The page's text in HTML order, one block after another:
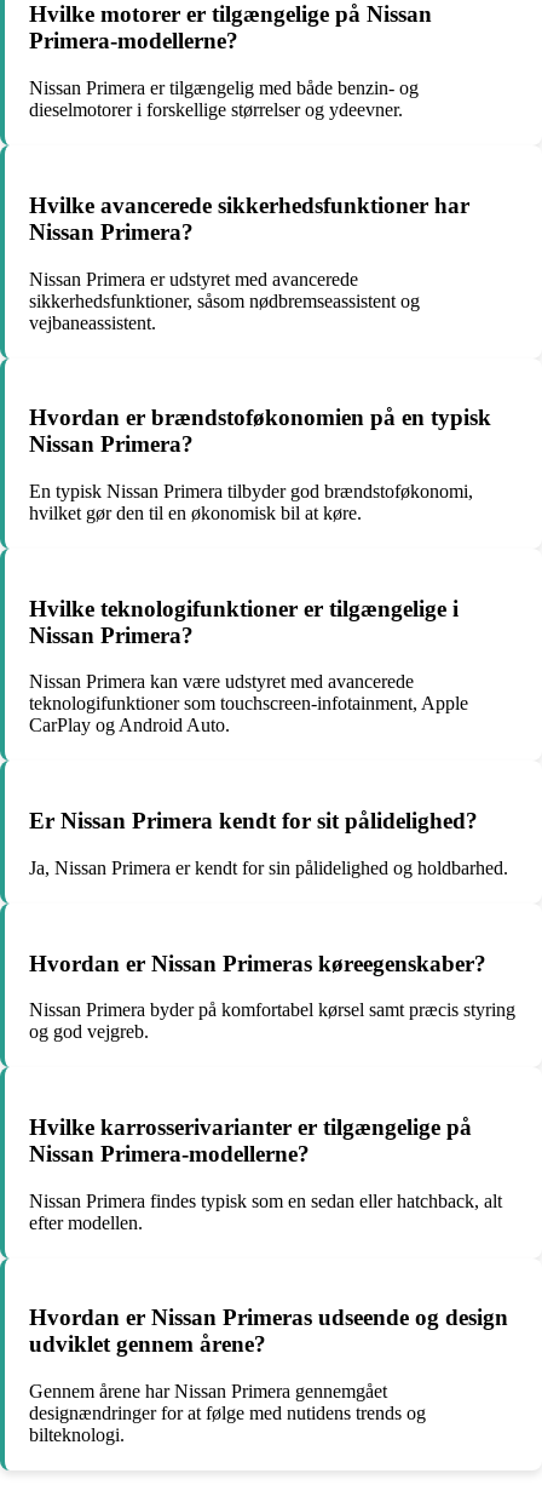
Hvilke motorer er tilgængelige på Nissan
Primera-modellerne?
Nissan Primera er tilgængelig med både benzin- og
dieselmotorer i forskellige størrelser og ydeevner.
Hvilke avancerede sikkerhedsfunktioner har
Nissan Primera?
Nissan Primera er udstyret med avancerede
sikkerhedsfunktioner, såsom nødbremseassistent og
vejbaneassistent.
Hvordan er brændstoføkonomien på en typisk
Nissan Primera?
En typisk Nissan Primera tilbyder god brændstoføkonomi,
hvilket gør den til en økonomisk bil at køre.
Hvilke teknologifunktioner er tilgængelige i
Nissan Primera?
Nissan Primera kan være udstyret med avancerede
teknologifunktioner som touchscreen-infotainment, Apple
CarPlay og Android Auto.
Er Nissan Primera kendt for sit pålidelighed?
Ja, Nissan Primera er kendt for sin pålidelighed og holdbarhed.
Hvordan er Nissan Primeras køreegenskaber?
Nissan Primera byder på komfortabel kørsel samt præcis styring
og god vejgreb.
Hvilke karrosserivarianter er tilgængelige på
Nissan Primera-modellerne?
Nissan Primera findes typisk som en sedan eller hatchback, alt
efter modellen.
Hvordan er Nissan Primeras udseende og design
udviklet gennem årene?
Gennem årene har Nissan Primera gennemgået
designændringer for at følge med nutidens trends og
bilteknologi.